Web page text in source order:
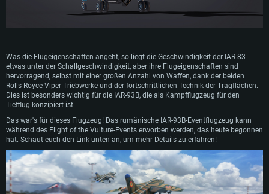
Was die Flugeigenschaften angeht, so liegt die Geschwindigkeit der IAR-83
etwas unter der Schallgeschwindigkeit, aber ihre Flugeigenschaften sind
hervorragend, selbst mit einer großen Anzahl von Waffen, dank der beiden
Rolls-Royce Viper-Triebwerke und der fortschrittlichen Technik der Tragflächen.
Dies ist besonders wichtig für die IAR-93B, die als Kampfflugzeug für den
Tiefflug konzipiert ist.
Das war's für dieses Flugzeug! Das rumänische IAR-93B-Eventflugzeug kann
während des Flight of the Vulture-Events erworben werden, das heute begonnen
hat. Schaut euch den Link unten an, um mehr Details zu erfahren!